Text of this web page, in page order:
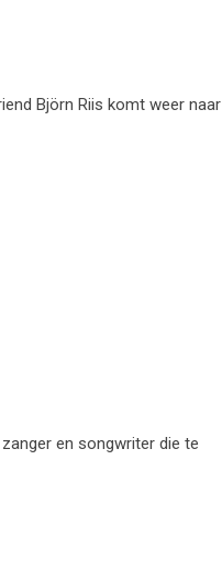
Björn Riis komt weer naar
en songwriter die te